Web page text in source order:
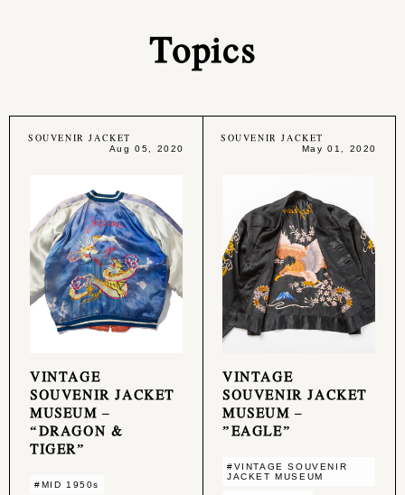
Topics
SOUVENIR JACKET
Aug 05, 2020
VINTAGE
SOUVENIR JACKET
MUSEUM –
“DRAGON &
TIGER”
#MID 1950s
SOUVENIR JACKET
May 01, 2020
VINTAGE
SOUVENIR JACKET
MUSEUM –
”EAGLE”
#VINTAGE SOUVENIR
JACKET MUSEUM